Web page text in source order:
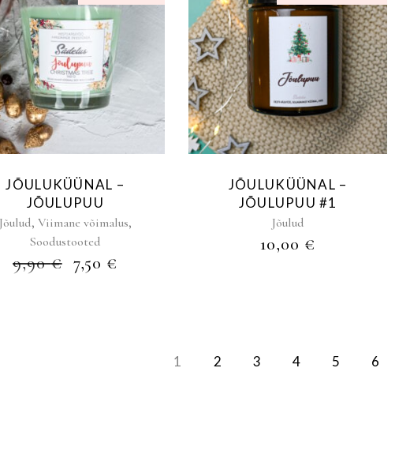
JÕULUKÜÜNAL –
JÕULUPUU
, Viimane võimalus,
Soodustooted
9,90€ ALGNE
HIND
7,50 €
JÕULUKÜÜNAL –
JÕULUPUU #1
Jõulud
10,00 €
1 2 3 4 5 6